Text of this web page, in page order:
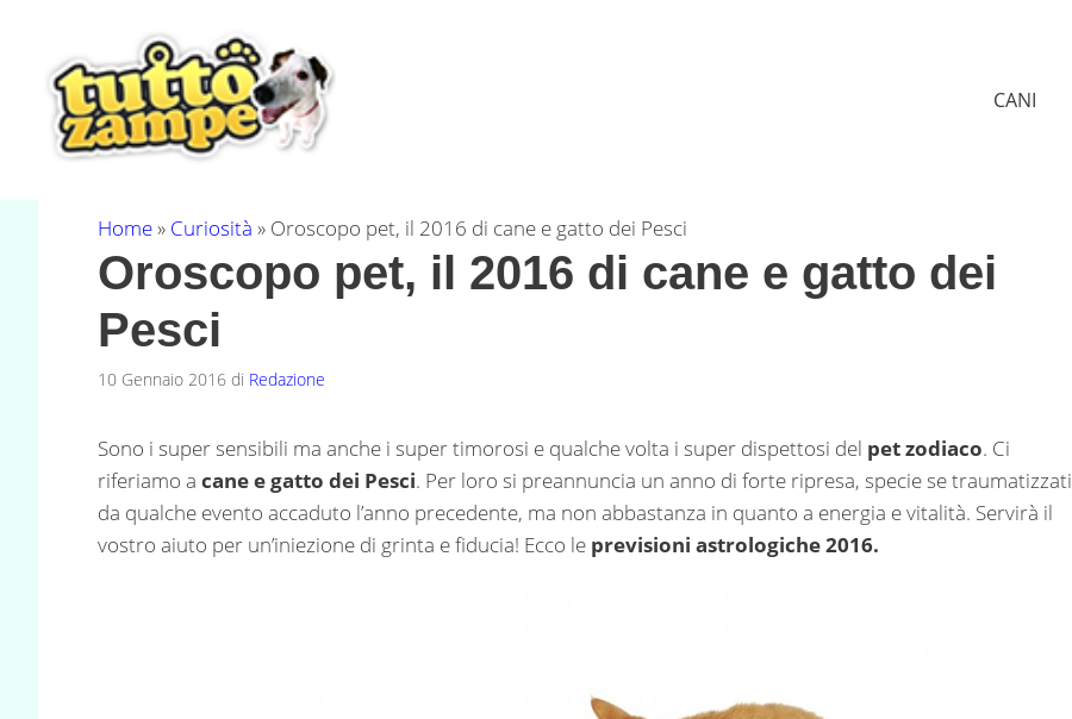
contenuto
CANI
Home» Curiosità » Oroscopo pet, il 2016 di cane e gatto dei Pesci
Oroscopo pet, il 2016 di cane e gatto dei
Pesci
10 Gennaio 2016 di Redazione
Sono i super sensibili ma anche i super timorosi e qualche volta i super dispettosi del pet zodiaco. Ci
riferiamo a cane e gatto dei Pesci. Per loro si preannuncia un anno di forte ripresa, specie se traumatizzati
da qualche evento accaduto l’anno precedente, ma non abbastanza in quanto a energia e vitalità. Servirà il
vostro aiuto per un’iniezione di grinta e fiducia! Ecco le previsioni astrologiche 2016.